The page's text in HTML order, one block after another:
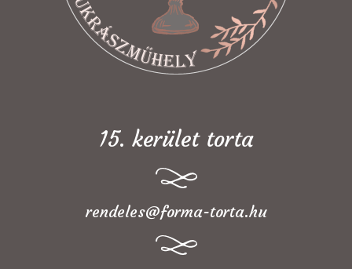
15. kerület torta
rendeles@forma-torta.hu